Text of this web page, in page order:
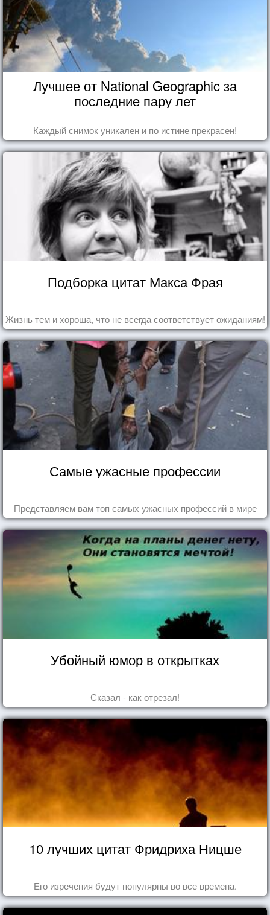
Лучшее от National Geographic за
последние пару лет
Каждый снимок уникален и по истине прекрасен!
Подборка цитат Макса Фрая
Жизнь тем и хороша, что не всегда соответствует ожиданиям!
Самые ужасные профессии
Представляем вам топ самых ужасных профессий в мире
Убойный юмор в открытках
Сказал - как отрезал!
10 лучших цитат Фридриха Ницше
Его изречения будут популярны во все времена.